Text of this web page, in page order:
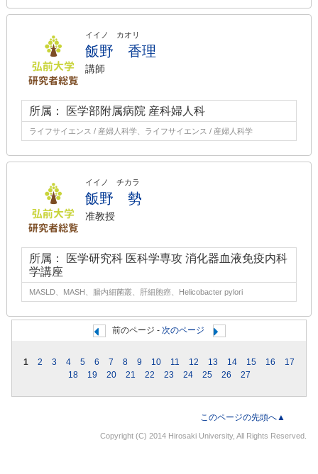
イイノ カオリ
飯野 香理
講師
所属： 医学部附属病院 産科婦人科
ライフサイエンス / 産婦人科学、ライフサイエンス / 産婦人科学
イイノ チカラ
飯野 勢
准教授
所属： 医学研究科 医科学専攻 消化器血液免疫内科
学講座
MASLD、MASH、腸内細菌叢、肝細胞癌、Helicobacter pylori
前のページ - 次のページ
1 2 3 4 5 6 7 8 9 10 11 12 13 14 15 16
17
18
19 20 21 22 23 24 25 26 27
このページの先頭へ▲
Copyright (C) 2014 Hirosaki University, All Rights Reserved.